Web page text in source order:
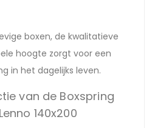
boxen, de kwalitatieve
hoogte zorgt voor een
in het dagelijks leven.
van de Boxspring
140x200